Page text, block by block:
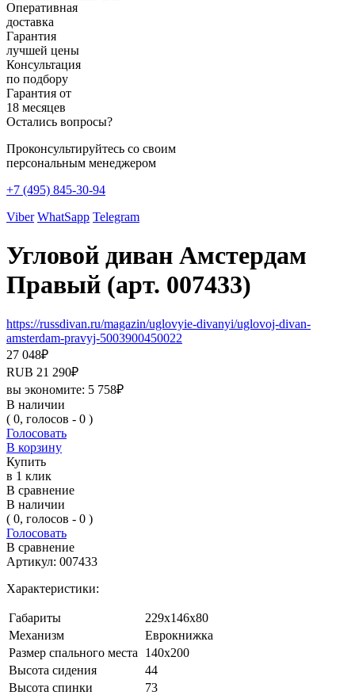
Оперативная
доставка
Гарантия
лучшей цены
Консультация
по подбору
Гарантия от
18 месяцев
Остались вопросы?
Проконсультируйтесь со своим
персональным менеджером
+7 (495) 845-30-94
Viber WhatSapp Telegram
Угловой диван Амстердам
Правый (арт. 007433)
https://russdivan.ru/magazin/uglovyie-divanyi/uglovoj-divan-
amsterdam-pravyj-5003900450022
27 048₽
RUB 21 290₽
вы экономите: 5 758₽
В наличии
( 0, голосов - 0 )
Голосовать
В корзину
Купить
в 1 клик
В сравнение
В наличии
( 0, голосов - 0 )
Голосовать
В сравнение
Артикул: 007433
Характеристики:
Габариты
229x146x80
Механизм
Еврокнижка
Размер спального места
140x200
Высота сидения
44
Высота спинки
73